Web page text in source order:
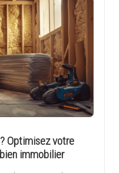
Optimisez votre
immobilier